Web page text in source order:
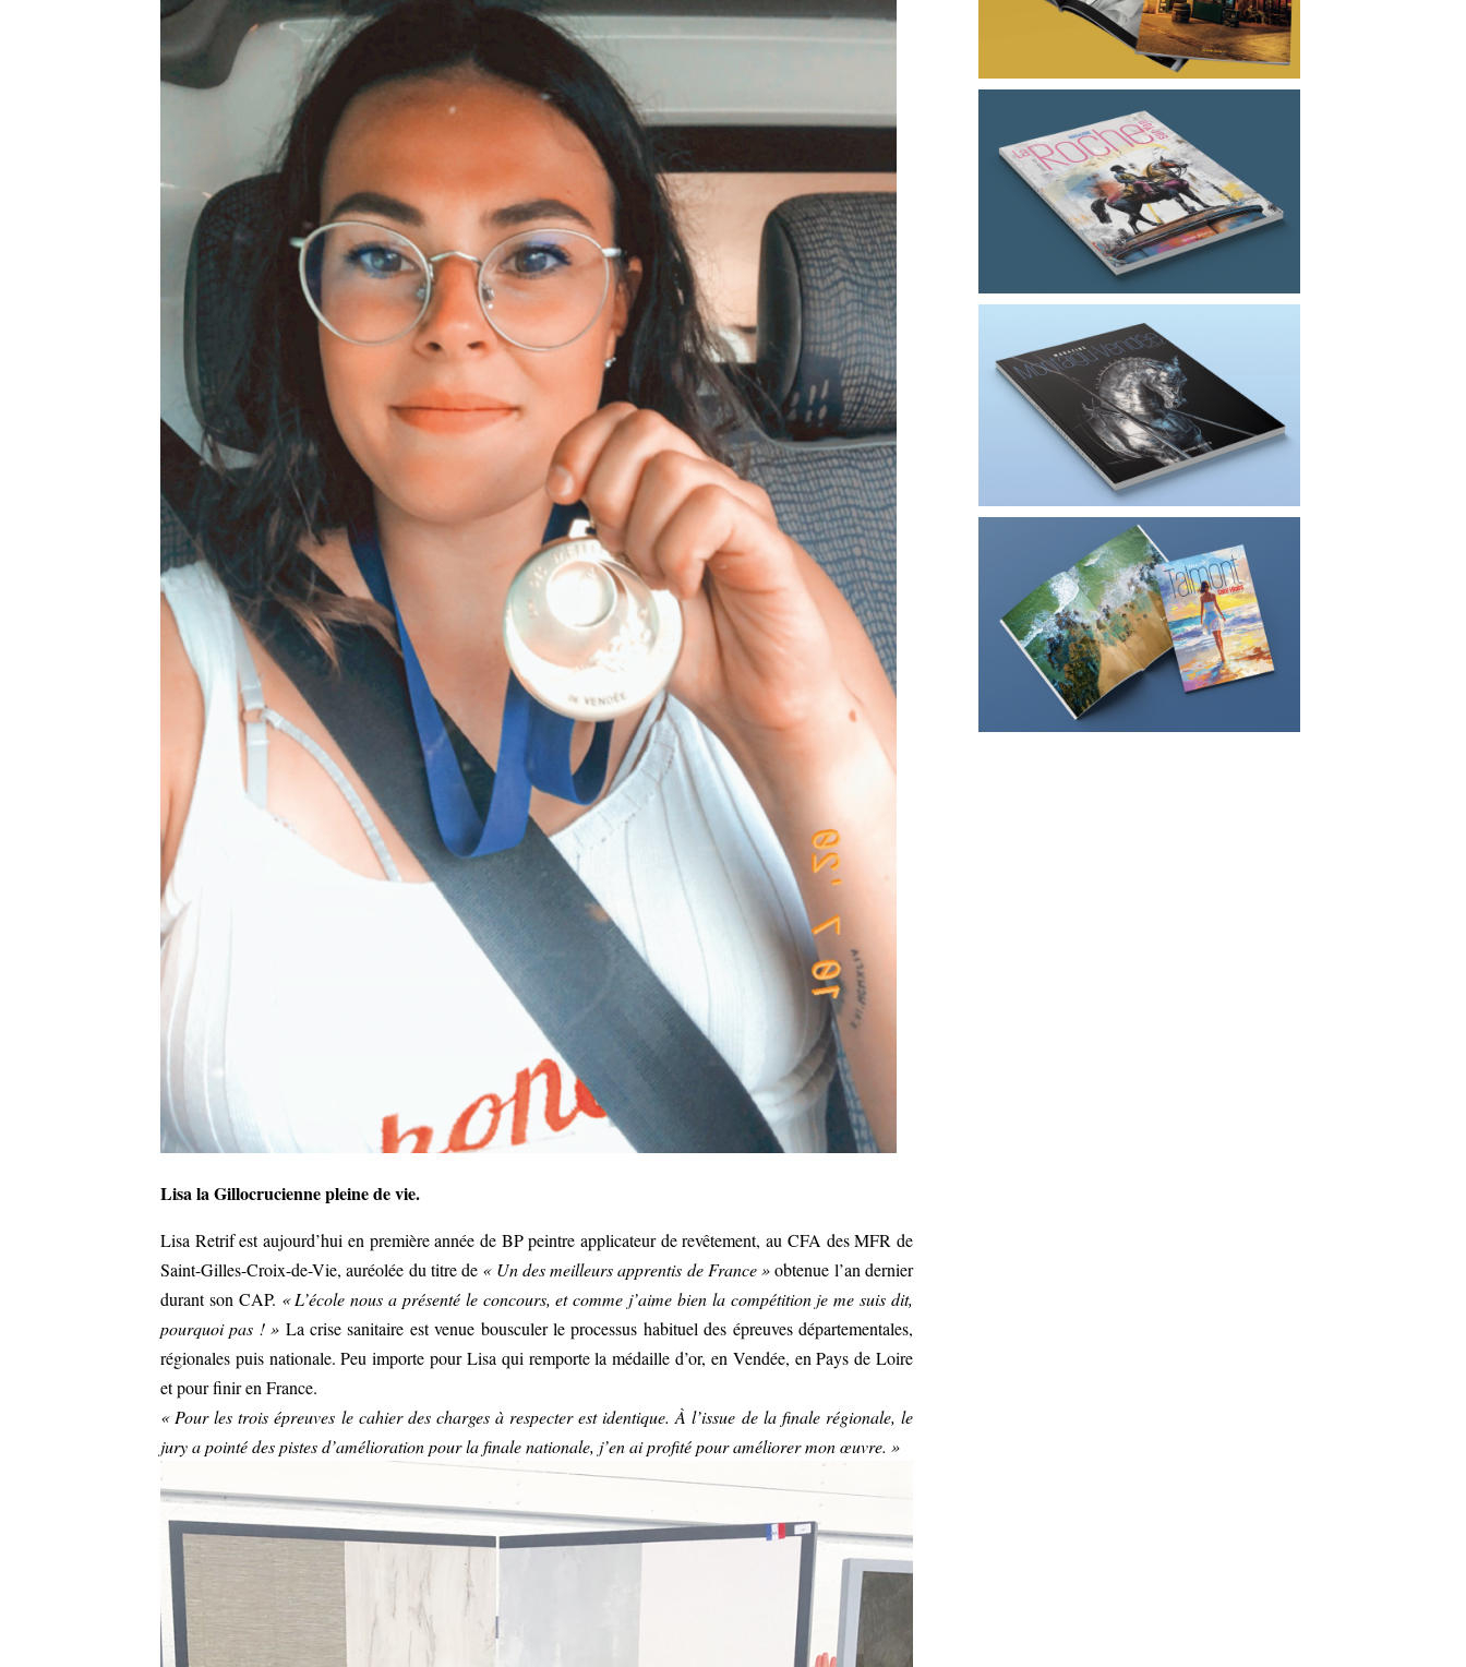
Lisa la Gillocrucienne pleine de vie.
Lisa Retrif est aujourd’hui en première année de BP peintre applicateur de revêtement, au CFA des MFR de
Saint-Gilles-Croix-de-Vie, auréolée du titre de « Un des meilleurs apprentis de France »obtenue l’an dernier
durant son CAP. « L’école nous a présenté le concours, et comme j’aime bien la compétition je me suis dit,
pourquoi pas ! » La crise sanitaire est venue bousculer le processus habituel des épreuves départementales,
régionales puis nationale. Peu importe pour Lisa qui remporte la médaille d’or, en Vendée, en Pays de Loire
et pour finir en France.
« Pour les trois épreuves le cahier des charges à respecter est identique. À l’issue de la finale régionale, le
jury a pointé des pistes d’amélioration pour la finale nationale, j’en ai profité pour améliorer mon œuvre. »